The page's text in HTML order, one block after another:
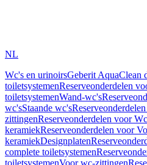
NL
Wc's en urinoirsGeberit AquaClean
toiletsystemenReserveonderdelen
toiletsystemenWand-wc's
wc'sStaande wc's
zittingenReserveonderdelen voor
keramiekReserveonderdelen voor
keramiekDesignplaten
complete toiletsystemen
toiletsystemenVoor wc-zittingen